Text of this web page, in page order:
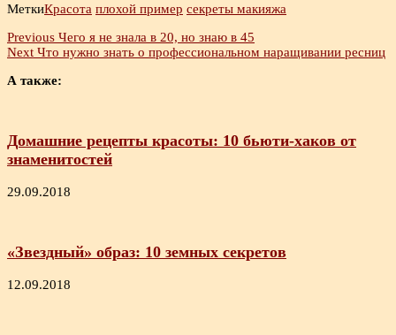
МеткиКрасота плохой пример секреты макияжа
Previous Чего я не знала в 20, но знаю в 45
Next Что нужно знать о профессиональном наращивании ресниц
А также:
Домашние рецепты красоты: 10 бьюти-хаков от
знаменитостей
29.09.2018
«Звездный» образ: 10 земных секретов
12.09.2018